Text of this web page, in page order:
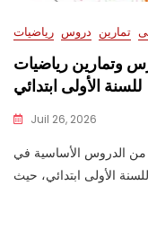
تمارين دروس رياضيات
وتمارين رياضيات
للسنة الأولى ابتدائي
Juil 26, 2026
من الدروس الأساسية في
الأولى ابتدائي، حيث